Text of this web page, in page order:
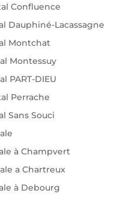
Confluence
Dauphiné-Lacassagne
Montchat
Montessuy
PART-DIEU
Perrache
Sans Souci
à Champvert
a Chartreux
à Debourg